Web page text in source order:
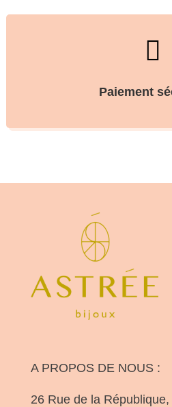

Paiement
A PROPOS DE NOUS :
26 Rue de la République,